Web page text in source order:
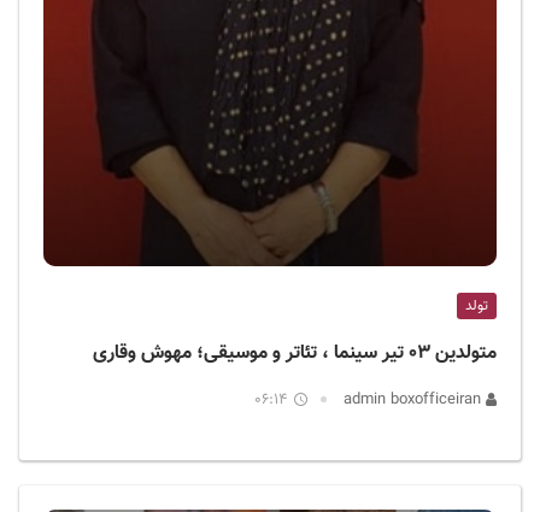
تولد
متولدین ۰۳ تیر سینما ، تئاتر و موسیقی؛ مهوش وقاری
06:14